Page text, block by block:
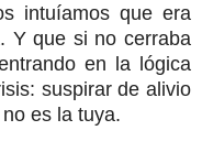
intuíamos que era
Y que si no cerraba
en la lógica
suspirar de alivio
es la tuya.